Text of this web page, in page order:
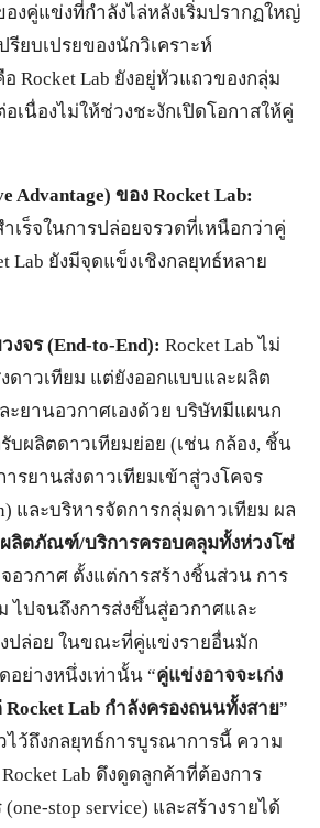
งคู่แข่งที่กำลังไล่หลังเริ่มปรากฏใหญ่
รียบเปรยของนักวิเคราะห์
Rocket Lab ยังอยู่หัวแถวของกลุ่ม
เนื่องไม่ให้ช่วงชะงักเปิดโอกาสให้คู่
Advantage) ของ Rocket Lab:
เร็จในการปล่อยจรวดที่เหนือกว่าคู่
Lab ยังมีจุดแข็งเชิงกลยุทธ์หลาย
จร (End-to-End): Rocket Lab ไม่
ดาวเทียม แต่ยังออกแบบและผลิต
ะยานอวกาศเองด้วย บริษัทมีแผนก
บผลิตดาวเทียมย่อย (เช่น กล้อง, ชิ้น
รยานส่งดาวเทียมเข้าสู่วงโคจร
และบริหารจัดการกลุ่มดาวเทียม ผล
ลิตภัณฑ์/บริการครอบคลุมทั้งห่วงโซ่
อวกาศ ตั้งแต่การสร้างชิ้นส่วน การ
ไปจนถึงการส่งขึ้นสู่อวกาศและ
ปล่อย ในขณะที่คู่แข่งรายอื่นมัก
อย่างหนึ่งเท่านั้น “คู่แข่งอาจจะเก่ง
Lab กำลังครองถนนทั้งสาย”
ไว้ถึงกลยุทธ์การบูรณาการนี้ ความ
Lab ดึงดูดลูกค้าที่ต้องการ
stop service) และสร้างรายได้